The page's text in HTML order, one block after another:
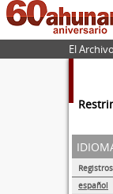
El
español